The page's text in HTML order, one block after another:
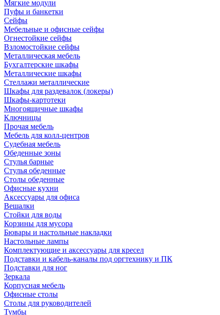
Мягкие модули
Пуфы и банкетки
Сейфы
Мебельные и офисные сейфы
Огнестойкие сейфы
Взломостойкие сейфы
Металлическая мебель
Бухгалтерские шкафы
Металлические шкафы
Стеллажи металлические
Шкафы для раздевалок (локеры)
Шкафы-картотеки
Многоящичные шкафы
Ключницы
Прочая мебель
Мебель для колл-центров
Судебная мебель
Обеденные зоны
Стулья барные
Стулья обеденные
Столы обеденные
Офисные кухни
Аксессуары для офиса
Вешалки
Стойки для воды
Корзины для мусора
Бювары и настольные накладки
Настольные лампы
Комплектующие и аксессуары для кресел
Подставки и кабель-каналы под оргтехнику и ПК
Подставки для ног
Зеркала
Корпусная мебель
Офисные столы
Столы для руководителей
Тумбы